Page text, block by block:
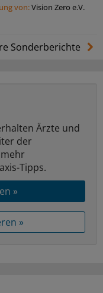
von:Vision Zero e.V.
Sonderberichte
Ärzte und
der
Tipps.
»
»